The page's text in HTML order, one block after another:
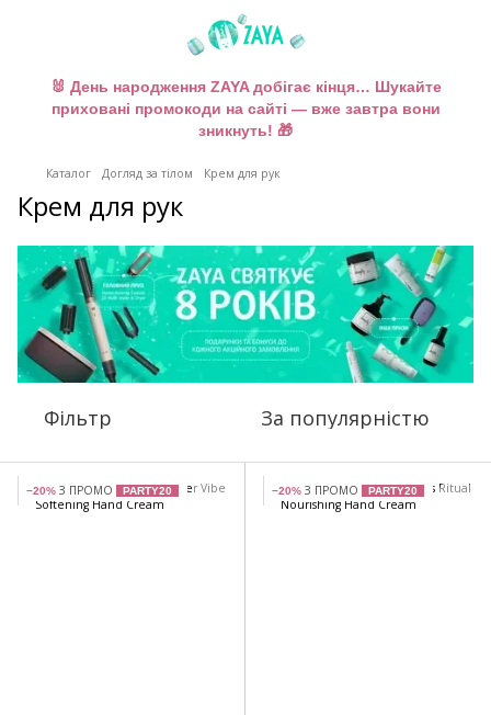
🐰 День народження ZAYA добігає кінця… Шукайте
приховані промокоди на сайті — вже завтра вони
зникнуть! 🎁
Каталог Догляд за тілом Крем для рук
Крем для рук
Фільтр За популярністю
−20% З ПРОМО PARTY20 −20% З ПРОМО PARTY20